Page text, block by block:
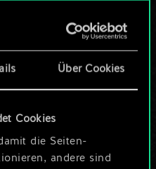
Über Cookies
Cookies
die Seiten-
andere sind
dies nur
Satz
so viel
kann!